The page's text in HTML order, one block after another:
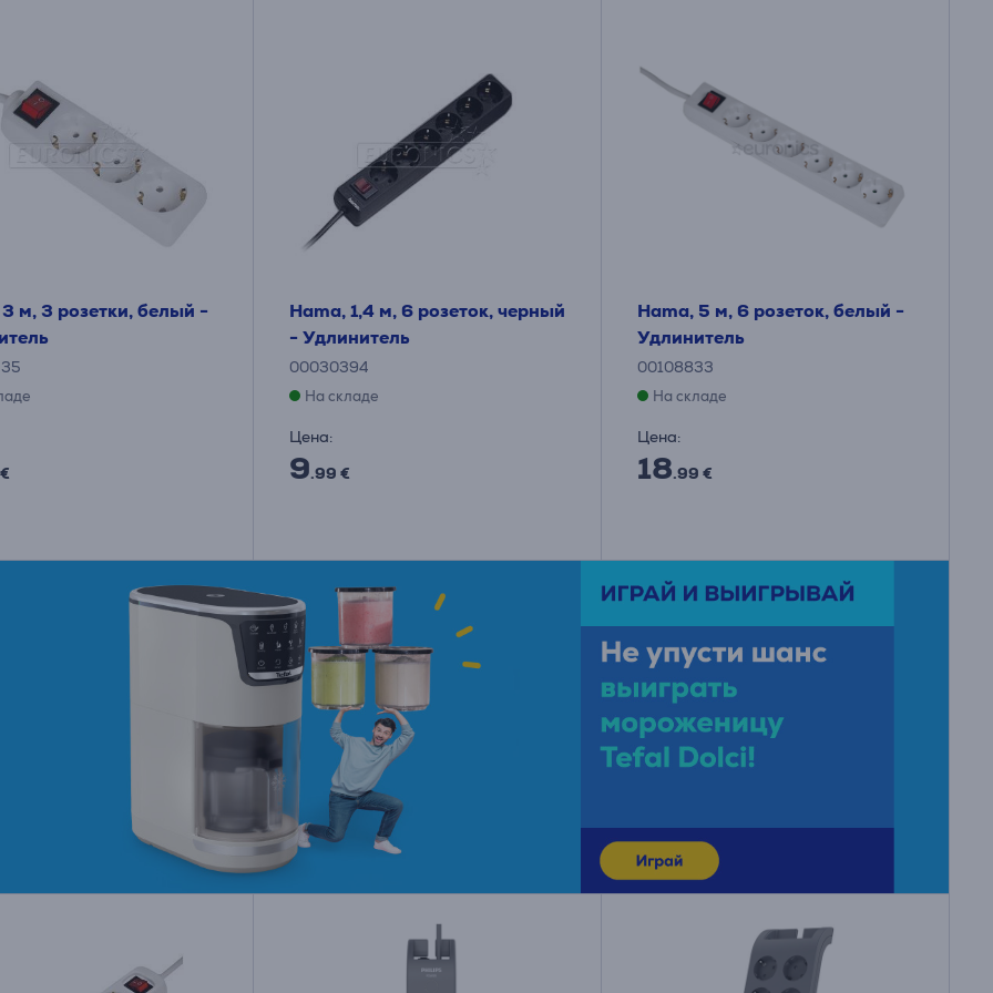
м, 3 розетки, белый -
Hama, 1,4 м, 6 розеток, черный
- Удлинитель
00030394
На складе
Цена:
9.99 €
Hama, 5 м, 6 розеток, белый -
Удлинитель
00108833
На складе
Цена:
18.99 €